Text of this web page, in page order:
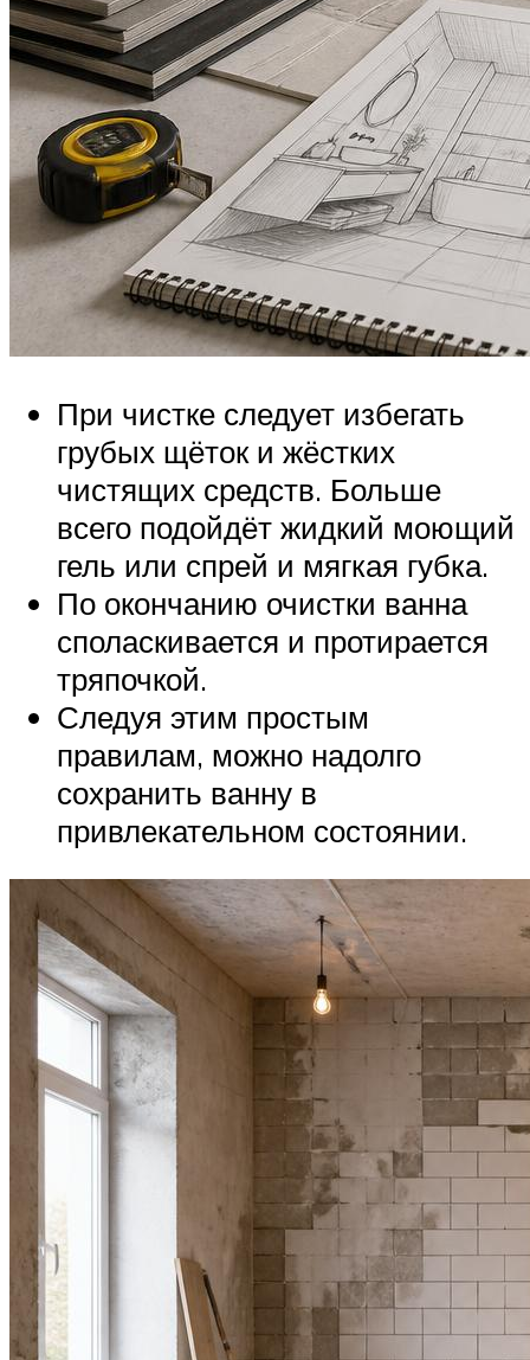
При чистке следует избегать
грубых щёток и жёстких
чистящих средств. Больше
всего подойдёт жидкий моющий
гель или спрей и мягкая губка.
По окончанию очистки ванна
споласкивается и протирается
тряпочкой.
Следуя этим простым
правилам, можно надолго
сохранить ванну в
привлекательном состоянии.